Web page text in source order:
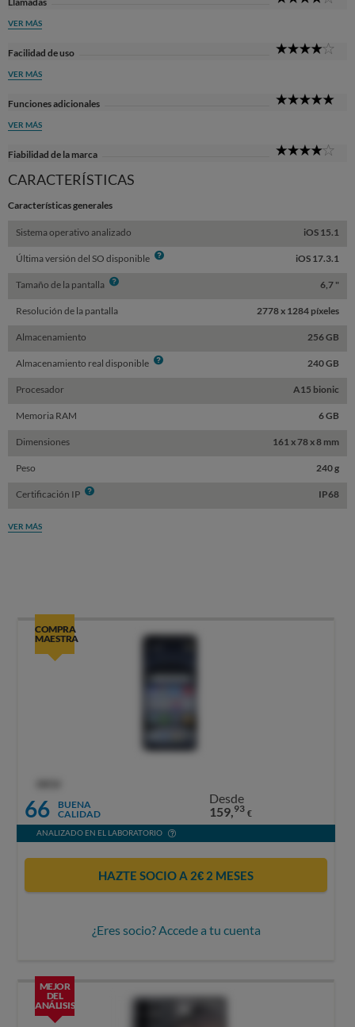
VER MÁS
Facilidad de uso
VER MÁS
Funciones adicionales
VER MÁS
Fiabilidad de la marca
CARACTERÍSTICAS
Características generales
Sistema operativo analizado iOS 15.1
Última versión del SO disponible Info iOS 17.3.1
Tamaño de la pantalla Info 6,7 "
Resolución de la pantalla 2778 x 1284 píxeles
Almacenamiento 256 GB
Almacenamiento real disponible Info 240 GB
Procesador A15 bionic
Memoria RAM 6 GB
Dimensiones 161 x 78 x 8 mm
Peso 240 g
Certificación IP Info IP68
VER MÁS
COMPRA
MAESTRA
66
BUENA
CALIDAD
Desde
159,93 €
ANALIZADO EN EL LABORATORIO
HAZTE SOCIO A 2€ 2 MESES
¿Eres socio? Accede a tu cuenta
MEJOR
DEL
ANÁLISIS